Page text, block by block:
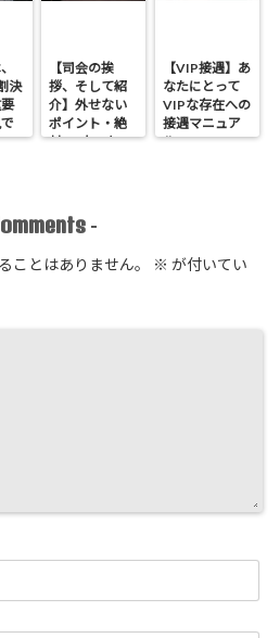
決
【司会の挨
拶、そして紹
介】外せない
ポイント・絶
対NGなこと
【VIP接遇】あ
なたにとって
VIPな存在への
接遇マニュア
ル
-
ことはありません。 ※ が付いてい